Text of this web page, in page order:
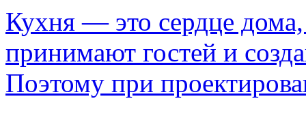
Кухня — это сердце дома,
принимают гостей и
Поэтому при